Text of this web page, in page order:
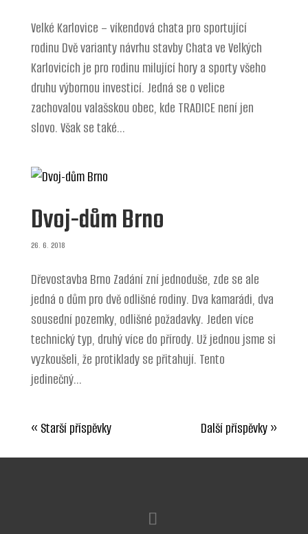
Velké Karlovice – víkendová chata pro sportující
rodinu Dvě varianty návrhu stavby Chata ve Velkých
Karlovicích je pro rodinu milující hory a sporty všeho
druhu výbornou investicí. Jedná se o velice
zachovalou valašskou obec, kde TRADICE není jen
slovo. Však se také...
Dvoj-dům Brno
26. 6. 2018
Dřevostavba Brno Zadání zní jednoduše, zde se ale
jedná o dům pro dvě odlišné rodiny. Dva kamarádi, dva
sousední pozemky, odlišné požadavky. Jeden více
technický typ, druhý více do přírody. Už jednou jsme si
vyzkoušeli, že protiklady se přitahují. Tento
jedinečný...
« Starší příspěvky Další příspěvky »